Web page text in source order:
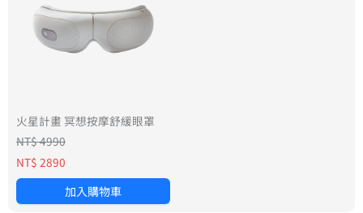
火星計畫 冥想按摩舒緩眼罩
NT$ 4990
NT$ 2890
加入購物車